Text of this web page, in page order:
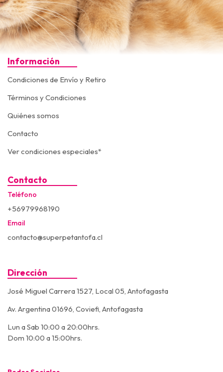
Información
Condiciones de Envío y Retiro
Términos y Condiciones
Quiénes somos
Contacto
Ver condiciones especiales*
Contacto
Teléfono
+56979968190
Email
contacto@superpetantofa.cl
Dirección
José Miguel Carrera 1527, Local 05, Antofagasta
Av. Argentina 01696, Coviefi, Antofagasta
Lun a Sab 10:00 a 20:00hrs.
Dom 10:00 a 15:00hrs.